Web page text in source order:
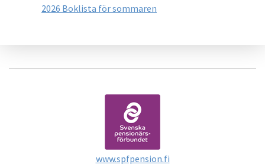
2026 Boklista för sommaren
www.spfpension.fi